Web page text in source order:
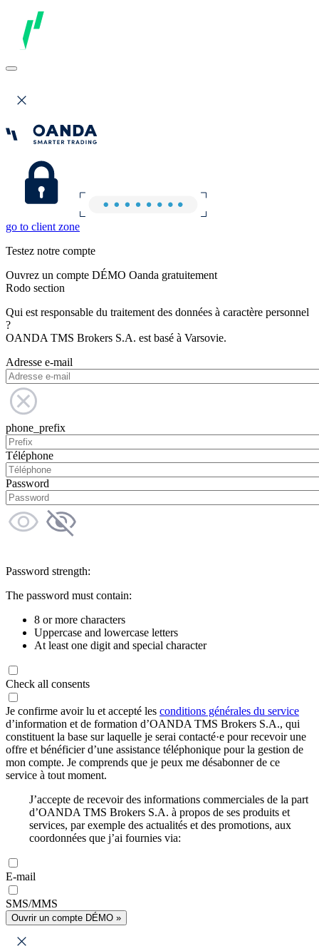
go to client zone
Testez notre compte
Ouvrez un compte DÉMO Oanda gratuitement
Rodo section
Qui est responsable du traitement des données à caractère personnel
?
OANDA TMS Brokers S.A. est basé à Varsovie.
Adresse e-mail
phone_prefix
Téléphone
Password
Password strength:
The password must contain:
8 or more characters
Uppercase and lowercase letters
At least one digit and special character
Check all consents
Je confirme avoir lu et accepté les conditions générales du service
d’information et de formation d’OANDA TMS Brokers S.A., qui
constituent la base sur laquelle je serai contacté·e pour recevoir une
offre et bénéficier d’une assistance téléphonique pour la gestion de
mon compte. Je comprends que je peux me désabonner de ce
service à tout moment.
J’accepte de recevoir des informations commerciales de la part
d’OANDA TMS Brokers S.A. à propos de ses produits et
services, par exemple des actualités et des promotions, aux
coordonnées que j’ai fournies via:
E-mail
SMS/MMS
Ouvrir un compte DÉMO »